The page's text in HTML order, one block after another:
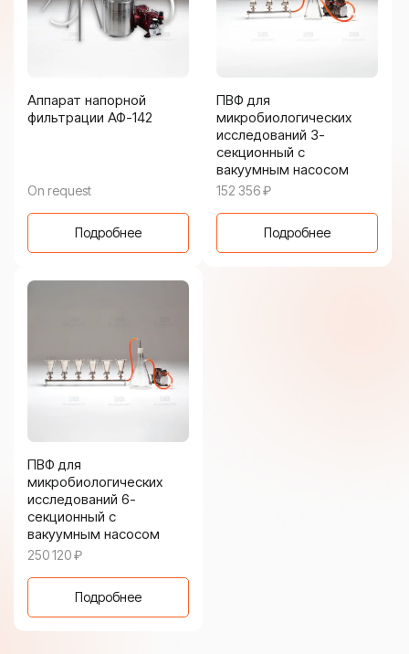
Аппарат напорной
фильтрации АФ-142
On request
Подробнее
ПВФ для
микробиологических
исследований 3-
секционный с
вакуумным насосом
152 356₽
Подробнее
ПВФ для
микробиологических
исследований 6-
секционный с
вакуумным насосом
250 120₽
Подробнее